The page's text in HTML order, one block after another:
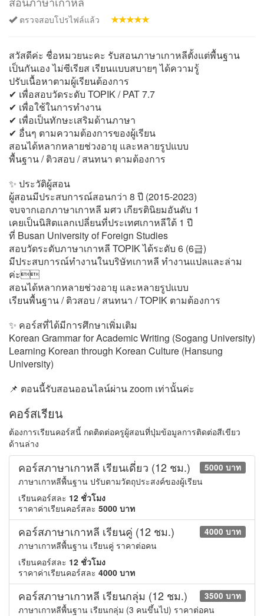
ตรวจสอบโปรไฟล์แล้ว
สวัสดีค่ะ ชื่อหมวยนะคะ รับสอนภาษาเกาหลีตั้งแต่พื้นฐาน
เป็นกันเอง ไม่ซีเรียส เรียนแบบสบายๆ ได้ความรู้
ปรับเนื้อหาตามผู้เรียนต้องการ
✔︎ เพื่อสอบวัดระดับ TOPIK / PAT 7.7
✔︎ เพื่อใช้ในการทำงาน
✔︎ เพื่อเป็นทักษะเสริมด้านภาษา
✔︎ อื่นๆ ตามความต้องการของผู้เรียน
สอนได้หลากหลายช่วงอายุ และหลายรูปแบบ
พื้นฐาน / ติวสอบ / สนทนา ตามต้องการ
✨ ประวัติผู้สอน
ผู้สอนมีประสบการณ์สอนกว่า 8 ปี (2015-2023)
จบจากเอกภาษาเกาหลี มศว เกียรตินิยมอันดับ 1
เคยเป็นนิสิตแลกเปลี่ยนที่ประเทศเกาหลีใต้ 1 ปี
ที่ Busan University of Foreign Studies
สอบวัดระดับภาษาเกาหลี TOPIK ได้ระดับ 6 (6급)
มีประสบการณ์ทำงานในบริษัทเกาหลี ทำงานแปลและล่าม
ค่ะ
สอนได้หลากหลายช่วงอายุ และหลายรูปแบบ
เรียนพื้นฐาน / ติวสอบ / สนทนา / TOPIK ตามต้องการ
✨ คอร์สที่ได้มีการศึกษาเพิ่มเติม
Korean Grammar for Academic Writing (Sogang University)
Learning Korean through Korean Culture (Hansung
University)
📌 ตอนนี้รับสอนออนไลน์ผ่าน zoom เท่านั้นค่ะ
คอร์สเรียน
ต้องการเรียนคอร์สนี้ กดติดต่อครูผู้สอนที่ปุ่มข้อมูลการติดต่อสีเขียว
ด้านล่าง
คอร์สภาษาเกาหลี เรียนเดี่ยว (12 ชม.) 5000 บาท
ภาษาเกาหลีพื้นฐาน ปรับตามวัตถุประสงค์ของผู้เรียน
เรียนคอร์สละ 12 ชั่วโมง
ราคาค่าเรียนคอร์สละ 5000 บาท
คอร์สภาษาเกาหลี เรียนคู่ (12 ชม.) 4000 บาท
ภาษาเกาหลีพื้นฐาน เรียนคู่ ราคาต่อคน
เรียนคอร์สละ 12 ชั่วโมง
ราคาค่าเรียนคอร์สละ 4000 บาท
คอร์สภาษาเกาหลี เรียนกลุ่ม (12 ชม.) 3500 บาท
ภาษาเกาหลีพื้นฐาน เรียนกลุ่ม (3 คนขึ้นไป) ราคาต่อคน